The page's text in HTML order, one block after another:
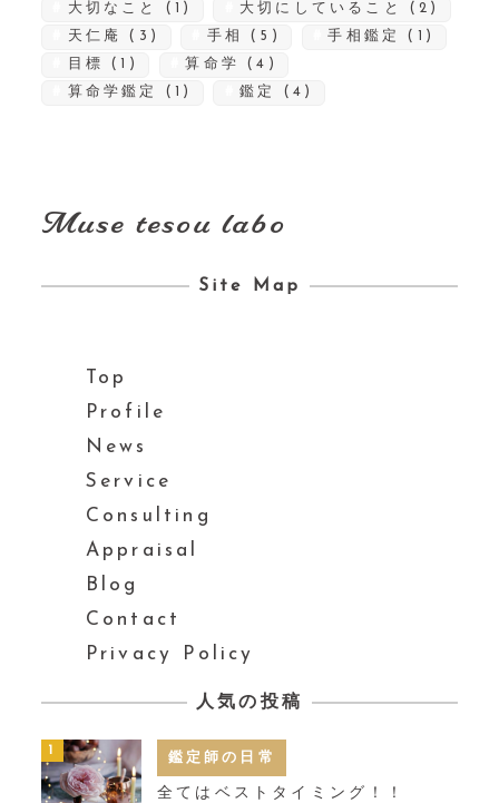
大切なこと
(1) 大切にしていること
(2)
天仁庵
(3) 手相 (5) 手相鑑定
(1)
目標
(1) 算命学
(4)
算命学鑑定
(1) 鑑定 (4)
Muse tesou labo
Site Map
Top
Profile
News
Service
Consulting
Appraisal
Blog
Contact
Privacy Policy
人気の投稿
鑑定師の日常
全てはベストタイミング！！